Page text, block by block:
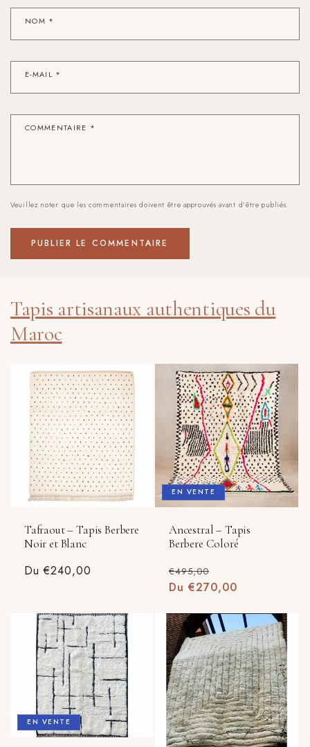
NOM *
E-MAIL *
COMMENTAIRE *
Veuillez noter que les commentaires doivent être approuvés avant d'être publiés.
Tapis artisanaux authentiques du
Maroc
Tafraout – Tapis Berbere
Noir et Blanc
Prix
Du €240,00
EN VENTE
Ancestral – Tapis
Berbere Coloré
Prix
habituel
€495,00
promotionnel
Du €270,00
EN VENTE